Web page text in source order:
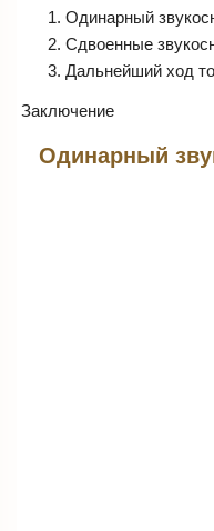
Одинарный
Сдвоенные
Дальнейший ход
Заключение
Одинарный